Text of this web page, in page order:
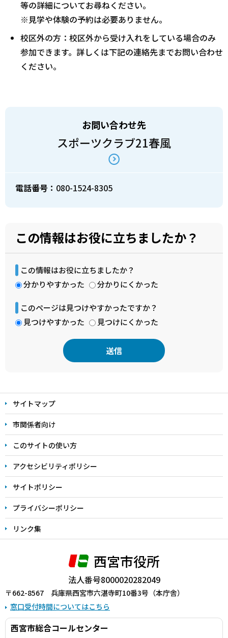
等の詳細についてお尋ねください。
※見学や体験の予約は必要ありません。
校区外の方：校区外から受け入れをしている場合のみ
参加できます。詳しくは下記の連絡先までお問い合わせ
ください。
お問い合わせ先
スポーツクラブ21春風
電話番号： 080-1524-8305
この情報はお役に立ちましたか？
この情報はお役に立ちましたか？
分かりやすかった
分かりにくかった
このページは見つけやすかったですか？
見つけやすかった
見つけにくかった
文
こ
こ
ま
で
サイトマップ
市関係者向け
このサイトの使い方
アクセシビリティポリシー
サイトポリシー
プライバシーポリシー
リンク集
西宮市役所
法人番号8000020282049
〒662-8567 兵庫県西宮市六湛寺町10番3号（本庁舎）
窓口受付時間についてはこちら
西宮市総合コールセンター